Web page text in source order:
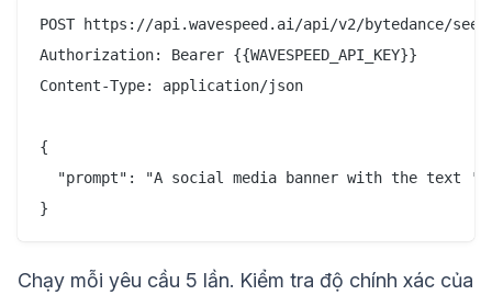
POST https://api.wavespeed.ai/api/v2/bytedance/
Authorization: Bearer {{WAVESPEED_API_KEY}}
Content-Type: application/json
{
"prompt": "A social media banner with the text
Chạy mỗi yêu cầu 5 lần. Kiểm tra độ chính xác của